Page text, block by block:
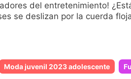
del entretenimiento!
se deslizan por la cuerda
Moda juvenil 2023 adolescente